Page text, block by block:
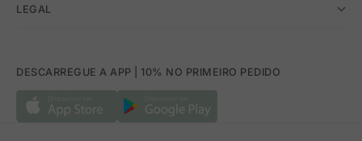
LEGAL
DESCARREGUE A APP | 10% NO PRIMEIRO PEDIDO